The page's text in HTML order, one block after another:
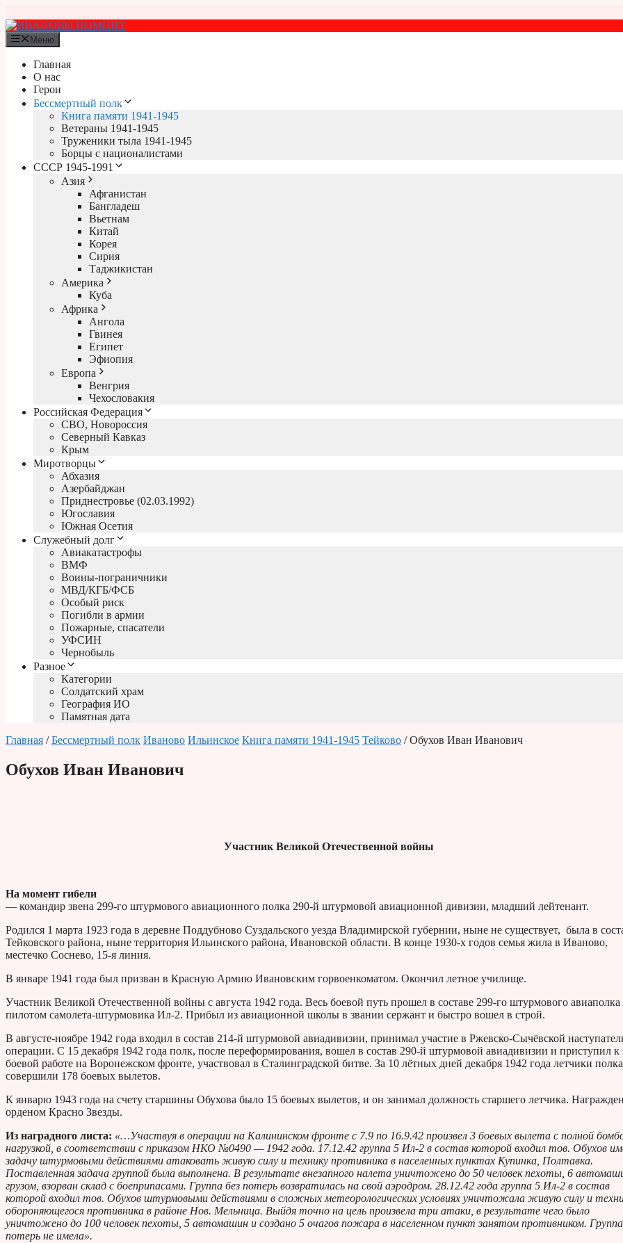
к
содержимому
Меню
Главная
О нас
Герои
Бессмертный полк
Книга памяти 1941-1945
Ветераны 1941-1945
Труженики тыла 1941-1945
Борцы с националистами
СССР 1945-1991
Азия
Афганистан
Бангладеш
Вьетнам
Китай
Корея
Сирия
Таджикистан
Америка
Куба
Африка
Ангола
Гвинея
Египет
Эфиопия
Европа
Венгрия
Чехословакия
Российская Федерация
СВО, Новороссия
Северный Кавказ
Крым
Миротворцы
Абхазия
Азербайджан
Приднестровье (02.03.1992)
Югославия
Южная Осетия
Служебный долг
Авиакатастрофы
ВМФ
Воины-пограничники
МВД/КГБ/ФСБ
Особый риск
Погибли в армии
Пожарные, спасатели
УФСИН
Чернобыль
Разное
Категории
Солдатский храм
География ИО
Памятная дата
Главная /Бессмертный полк Иваново Ильинское Книга памяти 1941-1945 Тейково / Обухов Иван Иванович
Обухов Иван Иванович
Участник Великой Отечественной войны
На момент гибели
— командир звена 299-го штурмового авиационного полка 290-й штурмовой авиационной дивизии, младший лейтенант.
Родился 1 марта 1923 года в деревне Поддубново Суздальского уезда Владимирской губернии, ныне не существует, была в
Тейковского района, ныне территория Ильинского района, Ивановской области. В конце 1930-х годов семья жила в Иваново,
местечко Соснево, 15-я линия.
В январе 1941 года был призван в Красную Армию Ивановским горвоенкоматом. Окончил летное училище.
Участник Великой Отечественной войны с августа 1942 года. Весь боевой путь прошел в составе 299-го штурмового авиаполка
пилотом самолета-штурмовика Ил-2. Прибыл из авиационной школы в звании сержант и быстро вошел в строй.
В августе-ноябре 1942 года входил в состав 214-й штурмовой авиадивизии, принимал участие в Ржевско-Сычёвской
операции. С 15 декабря 1942 года полк, после переформирования, вошел в состав 290-й штурмовой авиадивизии и приступил к
боевой работе на Воронежском фронте, участвовал в Сталинградской битве. За 10 лётных дней декабря 1942 года летчики полка
совершили 178 боевых вылетов.
К январю 1943 года на счету старшины Обухова было 15 боевых вылетов, и он занимал должность старшего летчика.
орденом Красно Звезды.
Из наградного листа: «…Участвуя в операции на Калининском фронте с 7.9 по 16.9.42 произвел 3 боевых вылета с полной
нагрузкой, в соответствии с приказом НКО №0490 — 1942 года. 17.12.42 группа 5 Ил-2 в состав которой входил тов. Обухов
задачу штурмовыми действиями атаковать живую силу и технику противника в населенных пунктах Купинка, Полтавка.
Поставленная задача группой была выполнена. В результате внезапного налета уничтожено до 50 человек пехоты, 6
грузом, взорван склад с боеприпасами. Группа без потерь возвратилась на свой аэродром. 28.12.42 года группа 5 Ил-2 в состав
которой входил тов. Обухов штурмовыми действиями в сложных метеорологических условиях уничтожала живую силу и
обороняющегося противника в районе Нов. Мельница. Выйдя точно на цель произвела три атаки, в результате чего было
уничтожено до 100 человек пехоты, 5 автомашин и создано 5 очагов пожара в населенном пункт занятом противником. Группа
потерь не имела».